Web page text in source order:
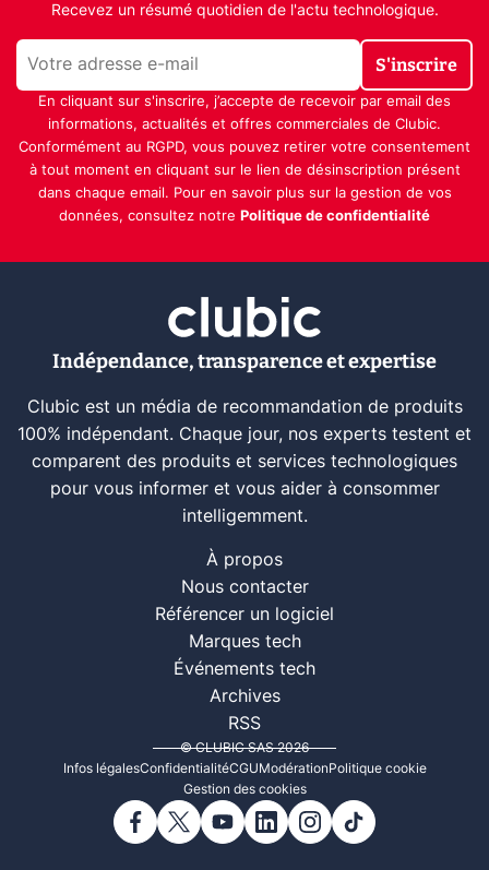
Recevez un résumé quotidien de l'actu technologique.
S'inscrire
En cliquant sur s'inscrire, j’accepte de recevoir par email des
informations, actualités et offres commerciales de Clubic.
Conformément au RGPD, vous pouvez retirer votre consentement
à tout moment en cliquant sur le lien de désinscription présent
dans chaque email. Pour en savoir plus sur la gestion de vos
données, consultez notre Politique de confidentialité
Indépendance, transparence et expertise
Clubic est un média de recommandation de produits
100% indépendant. Chaque jour, nos experts testent et
comparent des produits et services technologiques
pour vous informer et vous aider à consommer
intelligemment.
À propos
Nous contacter
Référencer un logiciel
Marques tech
Événements tech
Archives
RSS
© CLUBIC SAS 2026
Infos légalesConfidentialitéCGUModérationPolitique cookie
Gestion des cookies